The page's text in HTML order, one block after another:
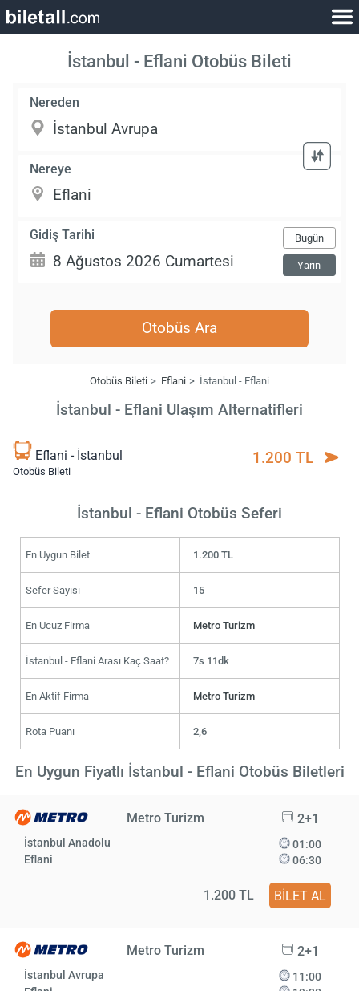
İstanbul - Eflani Otobüs Bileti
Nereden
Nereye
Gidiş Tarihi Bugün
Yarın
Otobüs Ara
Otobüs Bileti Eflani İstanbul - Eflani
İstanbul - Eflani Ulaşım Alternatifleri
Eflani - İstanbul
Otobüs Bileti
1.200 TL
İstanbul - Eflani Otobüs Seferi
En Uygun Bilet 1.200 TL
Sefer Sayısı 15
En Ucuz Firma Metro Turizm
İstanbul - Eflani Arası Kaç Saat? 7s 11dk
En Aktif Firma Metro Turizm
Rota Puanı 2,6
En Uygun Fiyatlı İstanbul - Eflani Otobüs Biletleri
Metro Turizm 2+1
İstanbul Anadolu
Eflani
01:00
06:30
1.200 TL BİLET AL
Metro Turizm 2+1
İstanbul Avrupa
11:00